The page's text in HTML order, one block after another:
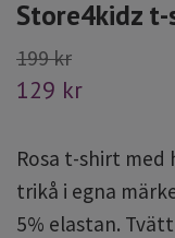
Store4kidz
199 kr
129 kr
Rosa t-shirt med
trikå i egna
5% elastan.